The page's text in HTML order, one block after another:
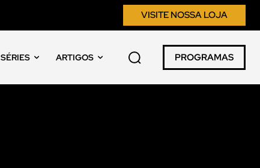
VISITE NOSSA LOJA
SÉRIES ARTIGOS PROGRAMAS